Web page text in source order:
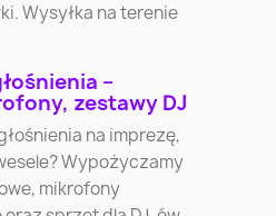
Wysyłka na terenie
–
zestawy DJ
na imprezę,
Wypożyczamy
mikrofony